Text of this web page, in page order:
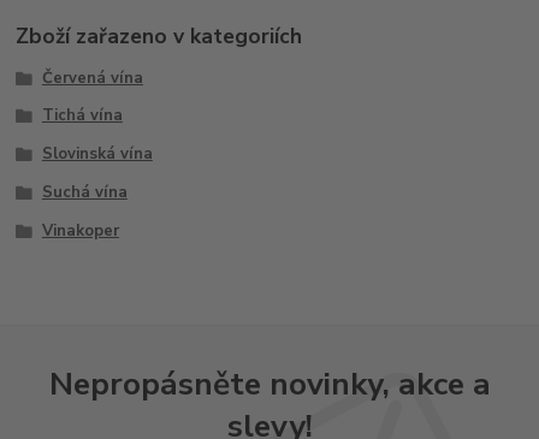
Zboží zařazeno v kategoriích
Červená vína
Tichá vína
Slovinská vína
Suchá vína
Vinakoper
Nepropásněte novinky, akce a
slevy!